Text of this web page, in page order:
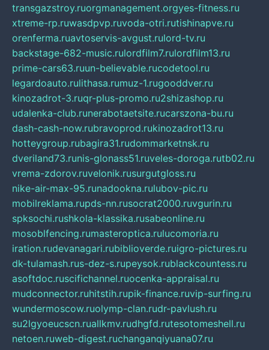
transgazstroy.ruorgmanagement.orgyes-fitness.ru
xtreme-rp.ruwasdpvp.ruvoda-otri.rutishinapve.ru
orenferma.ruavtoservis-avgust.rulord-tv.ru
backstage-682-music.rulordfilm7.rulordfilm13.ru
prime-cars63.ruun-believable.rucodetool.ru
legardoauto.rulithasa.rumuz-1.rugooddver.ru
kinozadrot-3.ruqr-plus-promo.ru2shizashop.ru
udalenka-club.runerabotaetsite.rucarszona-bu.ru
dash-cash-now.rubravoprod.rukinozadrot13.ru
hotteygroup.rubagira31.rudommarketnsk.ru
dveriland73.runis-glonass51.ruveles-doroga.rutb02.ru
vrema-zdorov.ruvelonik.rusurgutgloss.ru
nike-air-max-95.runadookna.rulubov-pic.ru
mobilreklama.rupds-nn.rusocrat2000.ruvgurin.ru
spksochi.rushkola-klassika.rusabeonline.ru
mosoblfencing.rumasteroptica.rulucomoria.ru
iration.rudevanagari.rubiblioverde.ruigro-pictures.ru
dk-tulamash.rus-dez-s.rupeysok.rublackcountess.ru
asoftdoc.ruscifichannel.ruocenka-appraisal.ru
mudconnector.ruhitstih.rupik-finance.ruvip-surfing.ru
wundermoscow.ruolymp-clan.rudr-pavlush.ru
su2lgyoeucscn.ruallkmv.rudhgfd.rutesotomeshell.ru
netoen.ruweb-digest.ruchanganqiyuana07.ru